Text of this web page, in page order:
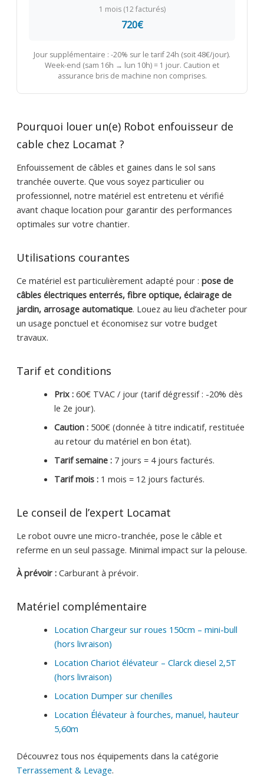
1 mois (12 facturés)
720€
Jour supplémentaire : -20% sur le tarif 24h (soit 48€/jour).
Week-end (sam 16h → lun 10h) = 1 jour. Caution et
assurance bris de machine non comprises.
Pourquoi louer un(e) Robot enfouisseur de
cable chez Locamat ?
Enfouissement de câbles et gaines dans le sol sans
tranchée ouverte. Que vous soyez particulier ou
professionnel, notre matériel est entretenu et vérifié
avant chaque location pour garantir des performances
optimales sur votre chantier.
Utilisations courantes
Ce matériel est particulièrement adapté pour : pose de
câbles électriques enterrés, fibre optique, éclairage de
jardin, arrosage automatique. Louez au lieu d’acheter pour
un usage ponctuel et économisez sur votre budget
travaux.
Tarif et conditions
Prix :60€ TVAC / jour (tarif dégressif : -20% dès
le 2e jour).
Caution :500€ (donnée à titre indicatif, restituée
au retour du matériel en bon état).
Tarif semaine :7 jours = 4 jours facturés.
Tarif mois :1 mois = 12 jours facturés.
Le conseil de l’expert Locamat
Le robot ouvre une micro-tranchée, pose le câble et
referme en un seul passage. Minimal impact sur la pelouse.
À prévoir :Carburant à prévoir.
Matériel complémentaire
Location Chargeur sur roues 150cm – mini-bull
(hors livraison)
Location Chariot élévateur – Clarck diesel 2,5T
(hors livraison)
Location Dumper sur chenilles
Location Élévateur à fourches, manuel, hauteur
5,60m
Découvrez tous nos équipements dans la catégorie
Terrassement & Levage.